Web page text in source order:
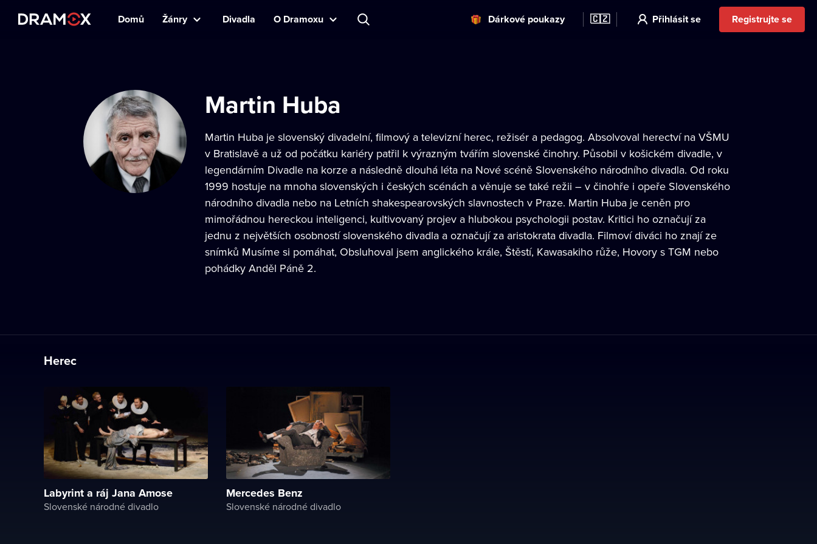
Domů Žánry Divadla O Dramoxu Dárkové poukazy 🇨🇿 Přihlásit se Registrujte se
Martin Huba
Martin Huba je slovenský divadelní, filmový a televizní herec, režisér a pedagog. Absolvoval herectví na VŠMU
v Bratislavě a už od počátku kariéry patřil k výrazným tvářím slovenské činohry. Působil v košickém divadle, v
legendárním Divadle na korze a následně dlouhá léta na Nové scéně Slovenského národního divadla. Od roku
1999 hostuje na mnoha slovenských i českých scénách a věnuje se také režii – v činohře i opeře Slovenského
národního divadla nebo na Letních shakespearovských slavnostech v Praze. Martin Huba je ceněn pro
mimořádnou hereckou inteligenci, kultivovaný projev a hlubokou psychologii postav. Kritici ho označují za
jednu z největších osobností slovenského divadla a označují za aristokrata divadla. Filmoví diváci ho znají ze
snímků Musíme si pomáhat, Obsluhoval jsem anglického krále, Štěstí, Kawasakiho růže, Hovory s TGM nebo
pohádky Anděl Páně 2.
Herec
Labyrint a ráj Jana Amose
Slovenské národné divadlo
Mercedes Benz
Slovenské národné divadlo